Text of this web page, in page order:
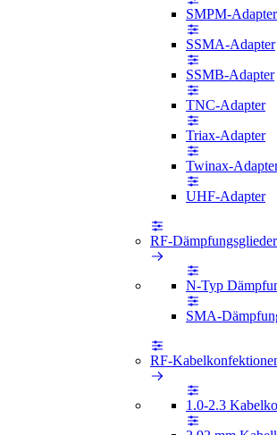
SMPM-Adapter
SSMA-Adapter
SSMB-Adapter
TNC-Adapter
Triax-Adapter
Twinax-
UHF-Adapter
RF-Dämpfungsglieder
N-Typ
SMA-
RF-
1.0-2.3